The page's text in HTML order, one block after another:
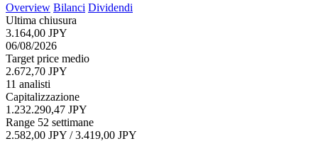
Overview Bilanci Dividendi
Ultima chiusura
3.164,00 JPY
06/08/2026
Target price medio
2.672,70 JPY
11 analisti
Capitalizzazione
1.232.290,47 JPY
Range 52 settimane
2.582,00 JPY / 3.419,00 JPY